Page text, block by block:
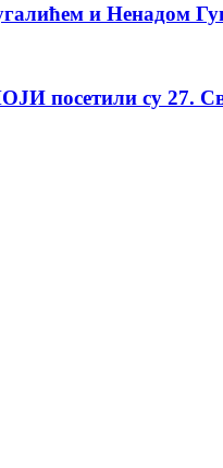
и Ненадом
посетили су 27.